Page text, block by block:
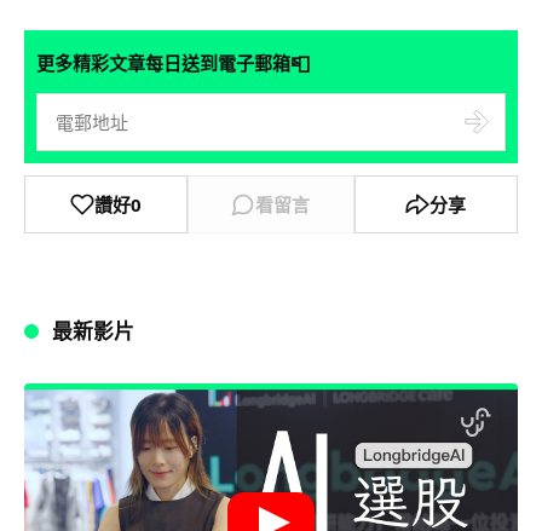
更多精彩文章每日送到電子郵箱📮
讚好0 看留言 分享
最新影片